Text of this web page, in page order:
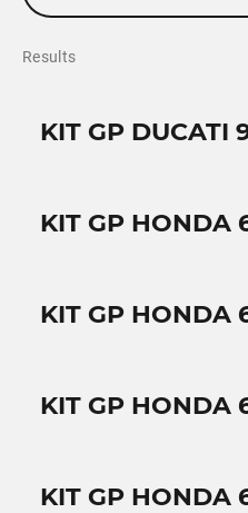
Results
KIT GP DUCATI
KIT GP HONDA
KIT GP HONDA
KIT GP HONDA
KIT GP HONDA